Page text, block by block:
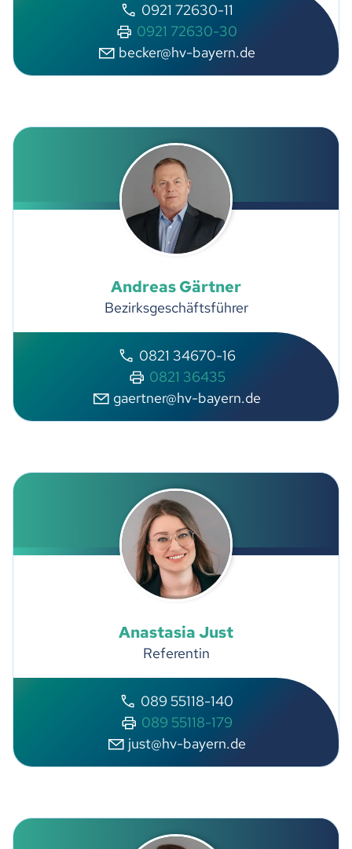
0921 72630-11
0921 72630-30
b ck r hv-b y rn d
AndreasGärtner
Bezirksgeschäftsführer
0821 34670-16
0821 36435
g
rtn r hv-b y rn d
AnastasiaJust
Referentin
089 55118-140
089 55118-179
j st hv-b y rn d